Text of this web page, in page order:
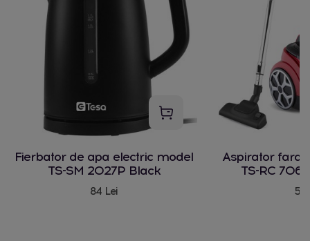
Fierbator de apa electric model
TS-SM 2027P Black
84 Lei
Aspirator fara
TS-RC 706